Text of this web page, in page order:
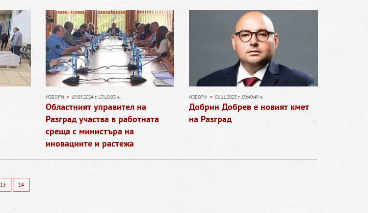
ИЗБОРИ • 19.09.2024 г. 17:10:03 ч.
Областният управител на
Разград участва в работната
среща с министъра на
иновациите и растежа
ИЗБОРИ • 06.11.2023 г. 09:40:49 ч.
Добрин Добрев е новият кмет
на Разград
13 14